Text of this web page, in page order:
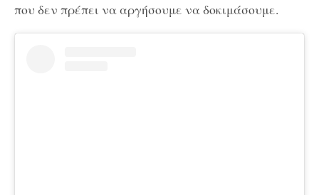
που δεν πρέπει να αργήσουμε να δοκιμάσουμε.